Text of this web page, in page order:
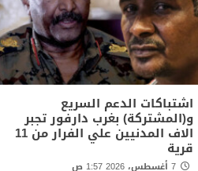
اشتباكات الدعم السريع
و(المشتركة) بغرب دارفور تجبر
الاف المدنيين علي الفرار من 11
قرية
7 أغسطس، 2026 1:57 ص